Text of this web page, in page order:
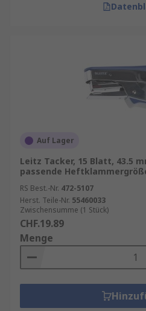
Auf Lager
Leitz Tacker, 15 Blatt, 43.5
passende
RS Best.-Nr. 472-5107
Herst. Teile-Nr. 55460033
Zwischensumme (1 Stück)
CHF.19.89
Menge